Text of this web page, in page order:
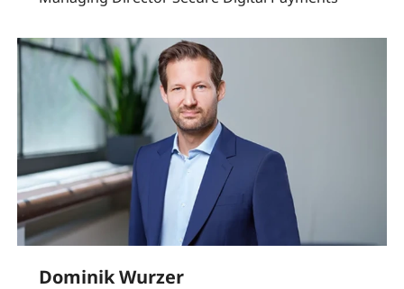
Dominik Wurzer